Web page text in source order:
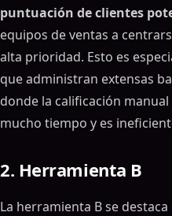
puntuación de clientes
equipos de ventas a
alta prioridad. Esto es
que administran extensas
donde la calificación
mucho tiempo y es
2. Herramienta B
La herramienta B se